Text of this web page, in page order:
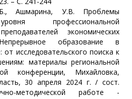
Ашмарина, У.В. Проблемы
профессиональной
экономических
образование в
исследовательского поиска к
материалы региональной
конференции, Михайловка,
30 апреля 2024 г. / сост.
методической работе -